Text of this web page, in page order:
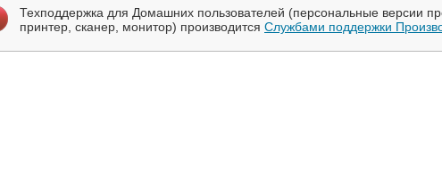
Техподдержка для Домашних пользователей (персональные версии
принтер, сканер, монитор) производится Службами поддержки